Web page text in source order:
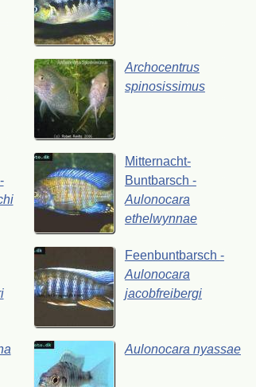
Archocentrus
spinosissimus
-
Mitternacht-
Buntbarsch -
Aulonocara
ethelwynnae
Feenbuntbarsch -
Aulonocara
jacobfreibergi
Aulonocara nyassae